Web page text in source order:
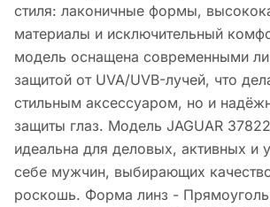
стиля: лаконичные формы,
материалы и исключительный
модель оснащена современными
защитой от UVA/UVB-лучей, что
стильным аксессуаром, но и
защиты глаз. Модель JAGUAR
идеальна для деловых, активных и
себе мужчин, выбирающих
роскошь. Форма линз -